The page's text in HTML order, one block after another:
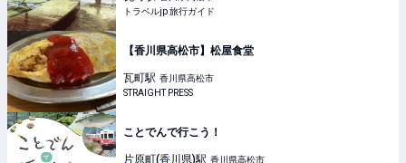
トラベルjp 旅行ガイド
【香川県高松市】松屋食堂
瓦町駅 香川県高松市
STRAIGHT PRESS
ことでんで行こう！
片原町(香川県)駅 香川県高松市